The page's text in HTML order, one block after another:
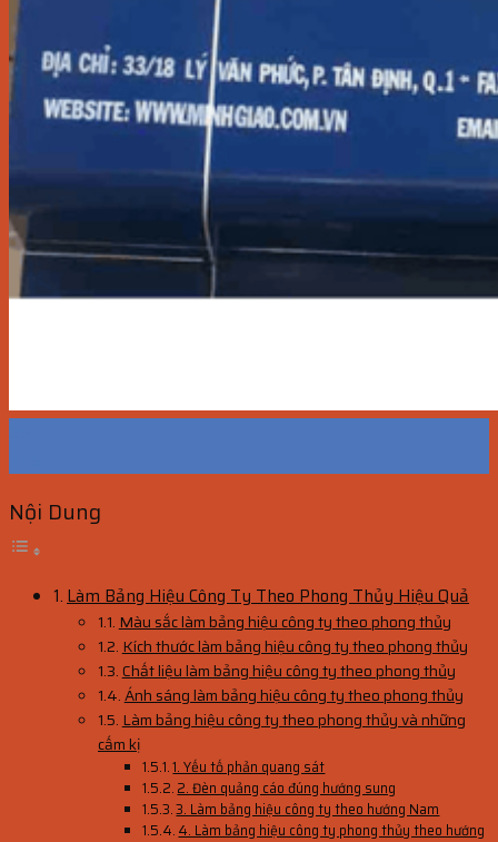
Nội Dung
Làm Bảng Hiệu Công Ty Theo Phong Thủy Hiệu Quả
Màu sắc làm bảng hiệu công ty theo phong thủy
Kích thước làm bảng hiệu công ty theo phong thủy
Chất liệu làm bảng hiệu công ty theo phong thủy
Ánh sáng làm bảng hiệu công ty theo phong thủy
Làm bảng hiệu công ty theo phong thủy và những
cấm kị
1. Yếu tố phản quang sát
2. Đèn quảng cáo đúng hướng sung
3. Làm bảng hiệu công ty theo hướng Nam
4. Làm bảng hiệu công ty phong thủy theo hướng